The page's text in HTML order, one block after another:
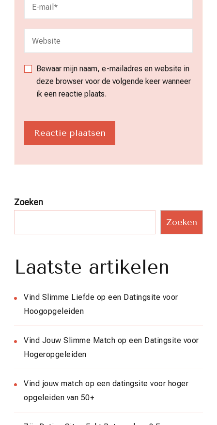
Bewaar mijn naam, e-mailadres en website in
deze browser voor de volgende keer wanneer
ik een reactie plaats.
Zoeken
Zoeken
Laatste artikelen
Vind Slimme Liefde op een Datingsite voor
Hoogopgeleiden
Vind Jouw Slimme Match op een Datingsite voor
Hogeropgeleiden
Vind jouw match op een datingsite voor hoger
opgeleiden van 50+